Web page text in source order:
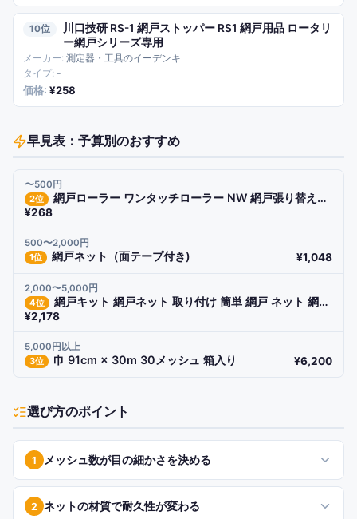
10
川口技研 RS-1 網戸ストッパー RS1 網戸用品 ロータリ
ー網戸シリーズ専用
測定器・工具のイーデンキ
-
¥258
早見表：予算別のおすすめ
〜500円
2位 網戸ローラー ワンタッチローラー NW 網戸張り替え用 メール便可 網戸の張替え
¥268
500〜2,000円
1位 網戸ネット（面テープ付き) ¥1,048
2,000〜5,000円
4位 網戸キット 網戸ネット 取り付け 簡単 網戸 ネット 網戸 キット
¥2,178
5,000円以上
3位 巾 91cm × 30m 30メッシュ 箱入り ¥6,200
選び方のポイント
1 メッシュ数が目の細かさを決める
2 ネットの材質で耐久性が変わる